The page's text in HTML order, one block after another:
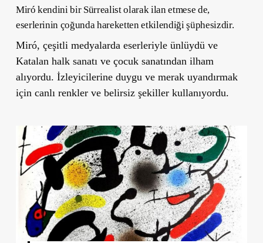
Miró kendini bir Sürrealist olarak ilan etmese de,
eserlerinin çoğunda hareketten etkilendiği şüphesizdir.
Miró, çeşitli medyalarda eserleriyle ünlüydü ve
Katalan halk sanatı ve çocuk sanatından ilham
alıyordu. İzleyicilerine duygu ve merak uyandırmak
için canlı renkler ve belirsiz şekiller kullanıyordu.